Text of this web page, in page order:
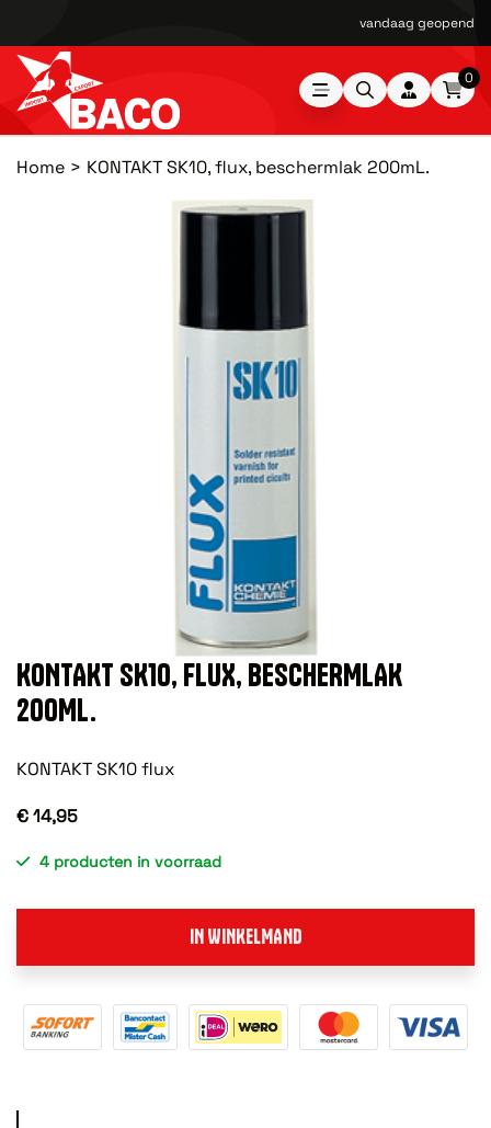
vandaag geopend
0
Home KONTAKT SK10, flux, beschermlak 200mL.
KONTAKT SK10, FLUX, BESCHERMLAK
200ML.
KONTAKT SK10 flux
€ 14,95
4 producten in voorraad
IN WINKELMAND